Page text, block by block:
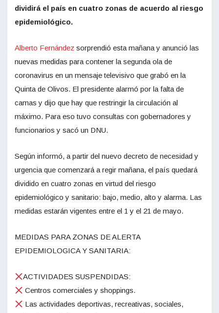
dividirá el país en cuatro zonas de acuerdo al riesgo
epidemiológico.
Alberto Fernández sorprendió esta mañana y anunció las
nuevas medidas para contener la segunda ola de
coronavirus en un mensaje televisivo que grabó en la
Quinta de Olivos. El presidente alarmó por la falta de
camas y dijo que hay que restringir la circulación al
máximo. Para eso tuvo consultas con gobernadores y
funcionarios y sacó un DNU.
Según informó, a partir del nuevo decreto de necesidad y
urgencia que comenzará a regir mañana, el país quedará
dividido en cuatro zonas en virtud del riesgo
epidemiológico y sanitario: bajo, medio, alto y alarma. Las
medidas estarán vigentes entre el 1 y el 21 de mayo.
MEDIDAS PARA ZONAS DE ALERTA
EPIDEMIOLOGICA Y SANITARIA:
ACTIVIDADES SUSPENDIDAS:
Centros comerciales y shoppings.
Las actividades deportivas, recreativas, sociales,